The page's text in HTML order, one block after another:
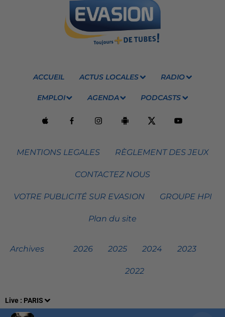
Live : PARIS
ACCUEIL ACTUS LOCALES RADIO
EMPLOI AGENDA PODCASTS
MENTIONS LEGALES RÈGLEMENT DES JEUX
CONTACTEZ NOUS
VOTRE PUBLICITÉ SUR EVASION GROUPE HPI
Plan du site
Archives 2026 2025 2024 2023
2022